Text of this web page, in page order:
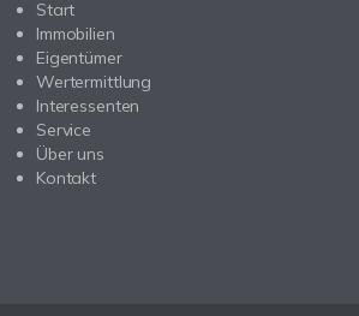
Start
Immobilien
Eigentümer
Wertermittlung
Interessenten
Service
Über uns
Kontakt